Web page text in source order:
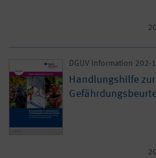
DGUV Information 202-
Handlungshilfe